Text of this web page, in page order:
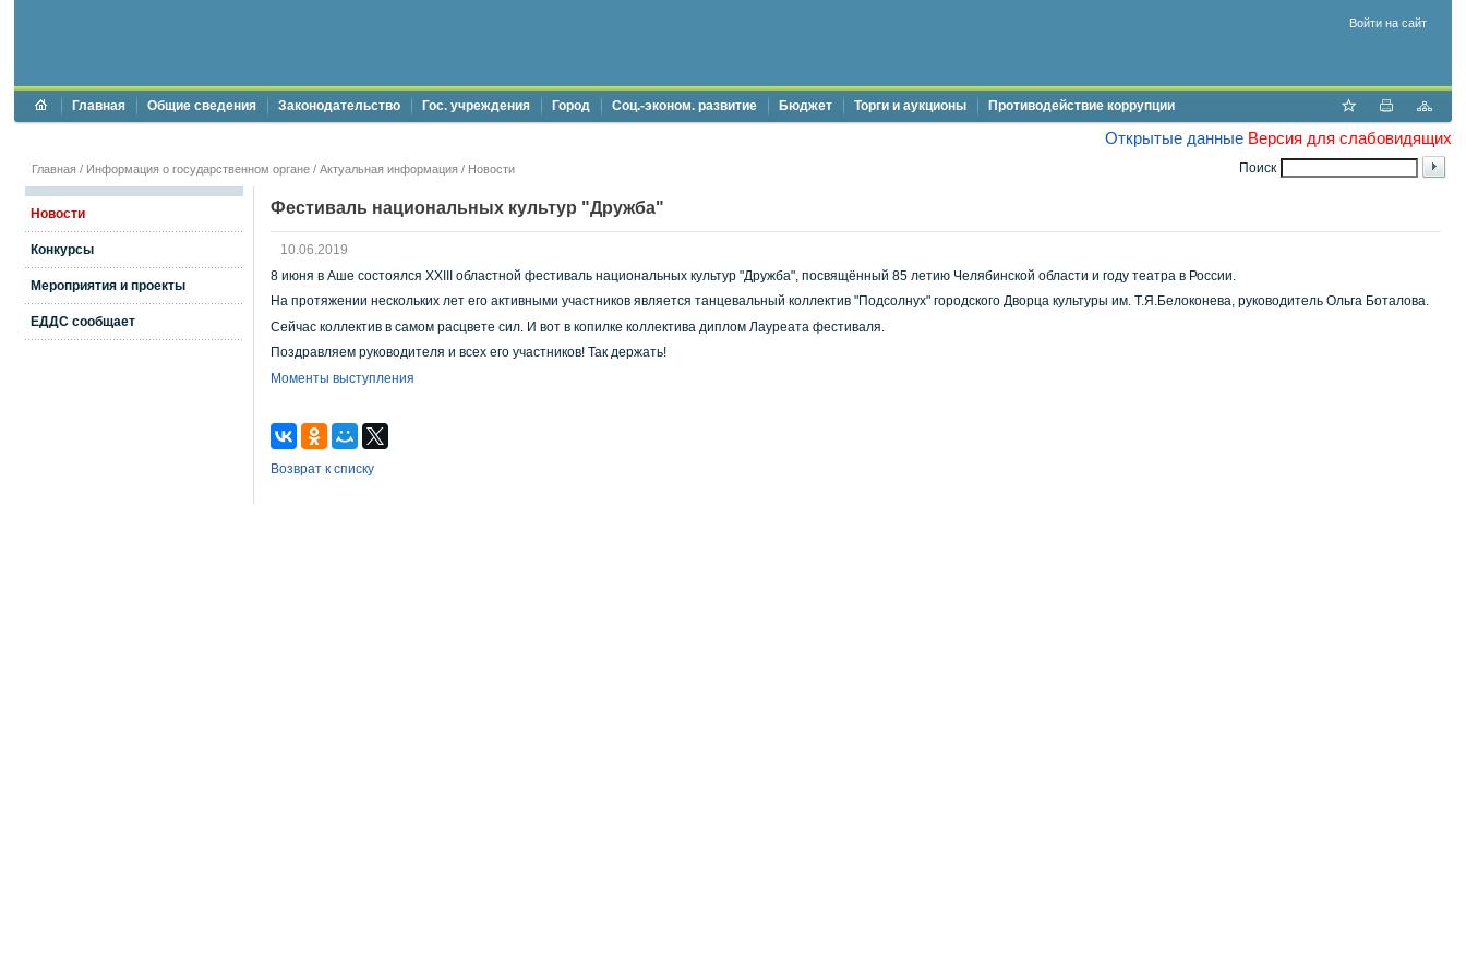
Войти на сайт
Главная Общие сведения Законодательство Гос. учреждения Город Соц.-эконом. развитие Бюджет Торги и аукционы Противодействие коррупции
Открытые данные Версия для слабовидящих
Поиск
Главная / Информация о государственном органе / Актуальная информация / Новости
Новости
Конкурсы
Мероприятия и проекты
ЕДДС сообщает
Фестиваль национальных культур "Дружба"
10.06.2019
8 июня в Аше состоялся XXIII областной фестиваль национальных культур "Дружба", посвящённый 85 летию Челябинской области и году театра в России.
На протяжении нескольких лет его активными участников является танцевальный коллектив "Подсолнух" городского Дворца культуры им. Т.Я.Белоконева, руководитель Ольга Боталова.
Сейчас коллектив в самом расцвете сил. И вот в копилке коллектива диплом Лауреата фестиваля.
Поздравляем руководителя и всех его участников! Так держать!
Моменты выступления
Возврат к списку